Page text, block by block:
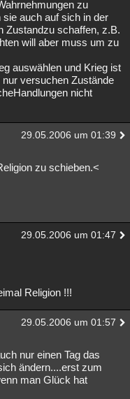
zu
auch auf sich in der
Zustandzu schaffen, z.B.
will aber muss um zu
auswählen und Krieg ist
versuchen Zustände
nicht
29.05.2006 um 01:39
zu schieben.<
29.05.2006 um 01:47
Religion !!!
29.05.2006 um 01:57
nur einen Tag das
ändern....erst zum
man Glück hat